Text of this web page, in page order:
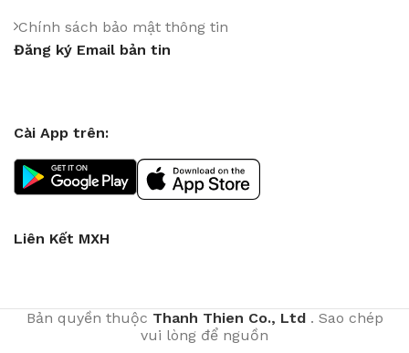
Chính sách bảo mật thông tin
Đăng ký Email bản tin
Cài App trên:
Liên Kết MXH
Bản quyền thuộc Thanh Thien Co., Ltd. Sao chép
vui lòng để nguồn